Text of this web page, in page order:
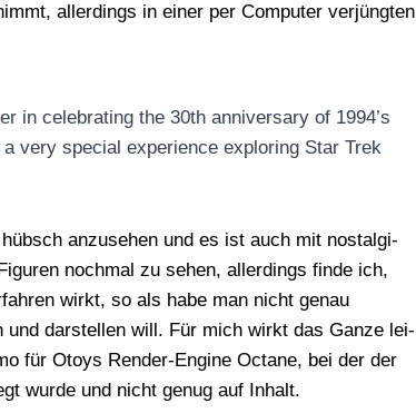
aller­dings in einer per Com­pu­ter ver­jüng­ten
in cele­bra­ting the 30th anni­ver­sa­ry of 1994’s
very spe­cial expe­ri­ence explo­ring Star Trek
anzu­se­hen und es ist auch mit nost­al­gi­
noch­mal zu sehen, aller­dings fin­de ich,
wirkt, so als habe man nicht genau
und dar­stel­len will. Für mich wirkt das Gan­ze lei­
für Otoys Ren­der-Engi­ne Octa­ne, bei der der
wur­de und nicht genug auf Inhalt.